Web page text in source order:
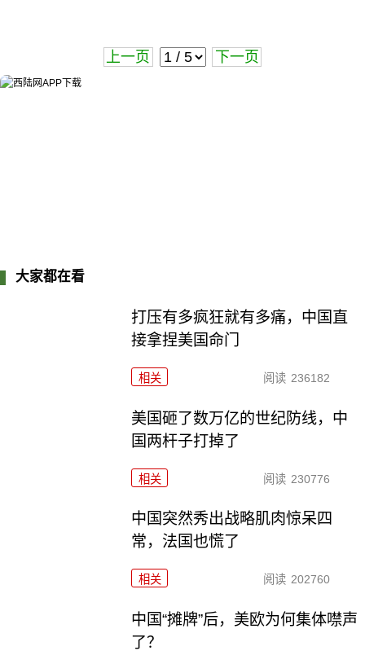
上一页 下一页
大家都在看
打压有多疯狂就有多痛，中国直
接拿捏美国命门
相关 阅读 236182
美国砸了数万亿的世纪防线，中
国两杆子打掉了
相关 阅读 230776
中国突然秀出战略肌肉惊呆四
常，法国也慌了
相关 阅读 202760
中国“摊牌”后，美欧为何集体噤声
了？